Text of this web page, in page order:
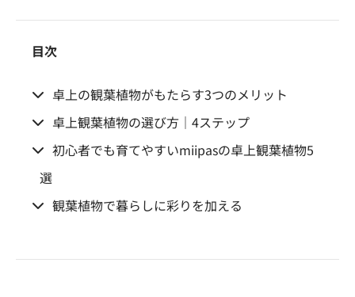
目次
卓上の観葉植物がもたらす3つのメリット
卓上観葉植物の選び方｜4ステップ
初心者でも育てやすいmiipasの卓上観葉植物5
選
観葉植物で暮らしに彩りを加える